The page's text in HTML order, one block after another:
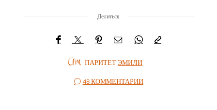
Делиться
ПАРИТЕТЭМИЛИ
48 КОММЕНТАРИИ